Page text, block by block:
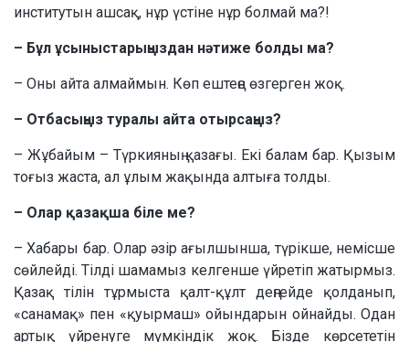
институтын ашсақ, нұр үстіне нұр болмай ма?!
– Бұл ұсыныстарыңыздан нәтиже болды ма?
– Оны айта алмаймын. Көп ештеңе өзгерген жоқ.
– Отбасыңыз туралы айта отырсаңыз?
– Жұбайым – Түркияның қазағы. Екі балам бар. Қызым
тоғыз жаста, ал ұлым жақында алтыға толды.
– Олар қазақша біле ме?
– Хабары бар. Олар әзір ағылшынша, түрікше, немісше
сөйлейді. Тілді шамамыз келгенше үйретіп жатырмыз.
Қазақ тілін тұрмыста қалт-құлт деңгейде қолданып,
«санамақ» пен «қуырмаш» ойындарын ойнайды. Одан
артық үйренуге мүмкіндік жоқ. Бізде көрсететін